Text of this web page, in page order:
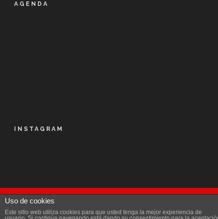
AGENDA
INSTAGRAM
© Kalapie 2016
Aviso Legal|Política de privacidad|Licencia|
Uso de cookies
Este sitio web utiliza cookies para que usted tenga la mejor experiencia de